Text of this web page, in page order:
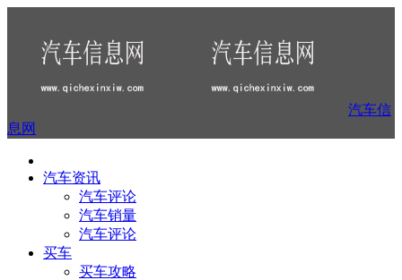
汽车信
息网
汽车资讯
汽车评论
汽车销量
汽车评论
买车
买车攻略